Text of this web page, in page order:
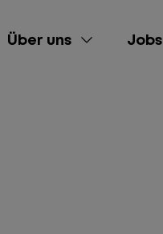
Über uns Jobs